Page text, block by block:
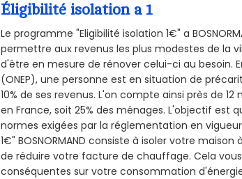
Éligibilité isolation a 1
Le programme "Eligibilité isolation 1€" a
permettre aux revenus les plus modestes de la
d'être en mesure de rénover celui-ci au besoin.
(ONEP), une personne est en situation de
10% de ses revenus. L'on compte ainsi près de
en France, soit 25% des ménages.L'objectif est
normes exigées par la réglementation en
1€" BOSNORMAND consiste à isoler votre
de réduire votre facture de chauffage. Cela
conséquentes sur votre consommation